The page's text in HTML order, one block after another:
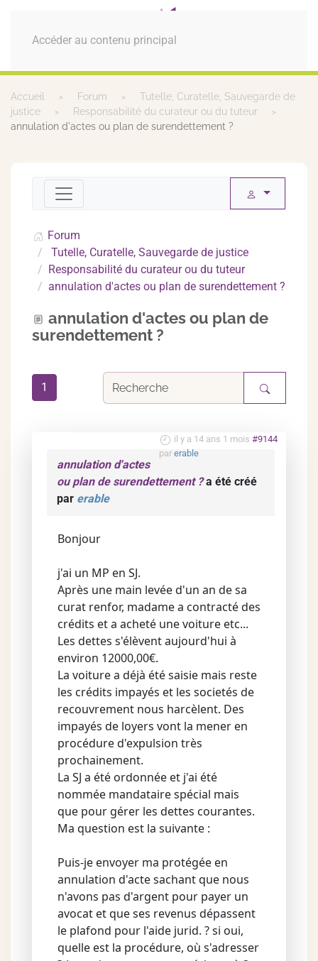
Accéder au contenu principal
MENU
Accueil Forum
Tutelle, Curatelle, Sauvegarde de
justice
Responsabilité du curateur ou du tuteur
annulation d'actes ou plan de surendettement ?
Forum
Tutelle, Curatelle, Sauvegarde de justice
Responsabilité du curateur ou du tuteur
annulation d'actes ou plan de surendettement ?
annulation d'actes ou plan de
surendettement ?
1
il y a 14 ans 1 mois #9144
par erable
annulation d'actes
ou plan de surendettement ?a été créé
par erable
Bonjour
j'ai un MP en SJ.
Après une main levée d'un an de sa
curat renfor, madame a contracté des
crédits et a acheté une voiture etc...
Les dettes s'élèvent aujourd'hui à
environ 12000,00€.
La voiture a déjà été saisie mais reste
les crédits impayés et les societés de
recouvrement nous harcèlent. Des
impayés de loyers vont la mener en
procédure d'expulsion très
prochainement.
La SJ a été ordonnée et j'ai été
nommée mandataire spécial mais
que pour gérer les dettes courantes.
Ma question est la suivante :
Puis-je envoyer ma protégée en
annulation d'acte sachant que nous
n'avons pas d'argent pour payer un
avocat et que ses revenus dépassent
le plafond pour l'aide jurid. ? si oui,
quelle est la procédure, où s'adresser